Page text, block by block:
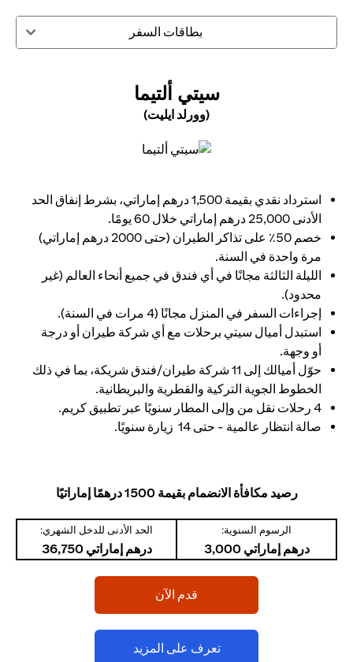
بطاقات السفر
سيتي ألتيما
(وورلد ايليت)
استرداد نقدي بقيمة 1,500 درهم إماراتي، بشرط إنفاق الحد
الأدنى 25,000 درهم إماراتي خلال 60 يومًا.
خصم 50٪ على تذاكر الطيران (حتى 2000 درهم إماراتي)
مرة واحدة في السنة.
الليلة الثالثة مجانًا في أي فندق في جميع أنحاء العالم (غير
محدود).
إجراءات السفر في المنزل مجانًا (4 مرات في السنة).
استبدل أميال سيتي برحلات مع أي شركة طيران أو درجة
أو وجهة.
حوّل أميالك إلى 11 شركة طيران/فندق شريكة، بما في ذلك
الخطوط الجوية التركية والقطرية والبريطانية.
4 رحلات نقل من وإلى المطار سنويًا عبر تطبيق كريم.
صالة انتظار عالمية - حتى 14 زيارة سنويًا.
رصيد مكافأة الانضمام بقيمة 1500 درهمًا إماراتيًا
الرسوم السنوية:
درهم إماراتي 3,000
الحد الأدنى للدخل الشهري:
درهم إماراتي 36,750
قدم الآن
تعرف على المزيد